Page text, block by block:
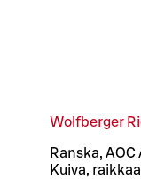
Wolfberger
Ranska,
Kuiva,